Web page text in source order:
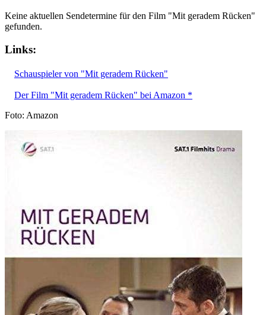
Keine aktuellen Sendetermine für den Film "Mit geradem Rücken"
gefunden.
Links:
Schauspieler von "Mit geradem Rücken"
Der Film "Mit geradem Rücken" bei Amazon *
Foto: Amazon